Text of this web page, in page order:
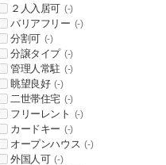
２人入居可 (-)
バリアフリー (-)
分割可 (-)
分譲タイプ (-)
管理人常駐 (-)
眺望良好 (-)
二世帯住宅 (-)
フリーレント (-)
カードキー (-)
オープンハウス (-)
外国人可 (-)